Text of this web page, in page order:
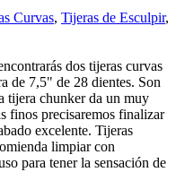
Curvas, Tijeras de Esculpir,
dos tijeras curvas
de 7,5" de 28 dientes. Son
tijera chunker da un muy
finos precisaremos finalizar
excelente. Tijeras
limpiar con
para tener la sensación de